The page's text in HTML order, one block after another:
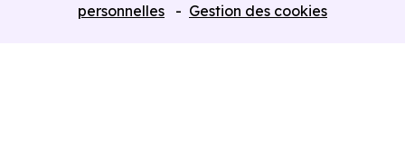
personnelles
Gestion des cookies